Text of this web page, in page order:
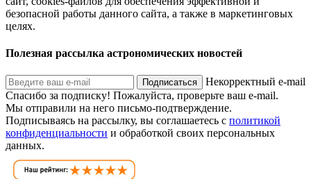
безопасной работы данного сайта, а также в маркетинговых
целях.
Полезная рассылка астрономических новостей
Подписаться
Некорректный e-mail
Спасибо за подписку! Пожалуйста, проверьте ваш e-mail.
Мы отправили на него письмо-подтверждение.
Подписываясь на рассылку, вы соглашаетесь с политикой
конфиденциальности и обработкой своих персональных
данных.